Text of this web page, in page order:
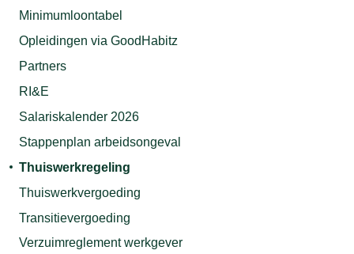
Minimumloontabel
Opleidingen via GoodHabitz
Partners
RI&E
Salariskalender 2026
Stappenplan arbeidsongeval
Thuiswerkregeling
Thuiswerkvergoeding
Transitievergoeding
Verzuimreglement werkgever